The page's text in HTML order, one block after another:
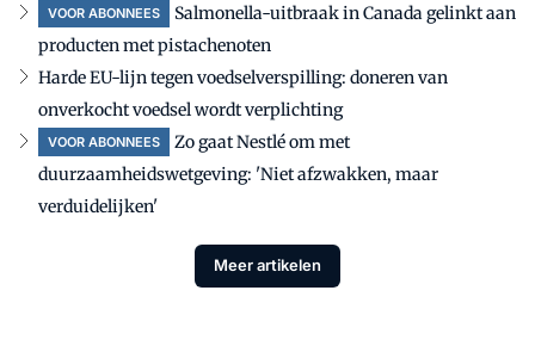
VOOR ABONNEES
Salmonella-uitbraak in Canada gelinkt aan
producten met pistachenoten
Harde EU-lijn tegen voedselverspilling: doneren van
onverkocht voedsel wordt verplichting
VOOR ABONNEES
Zo gaat Nestlé om met
duurzaamheidswetgeving: 'Niet afzwakken, maar
verduidelijken'
Meer artikelen